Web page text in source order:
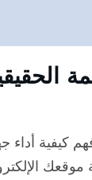
كيفية أداء